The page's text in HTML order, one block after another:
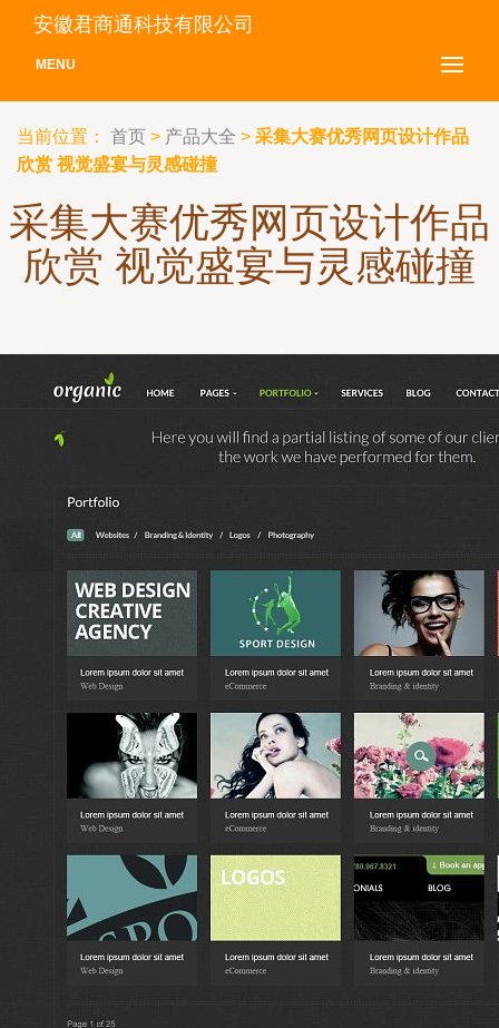
安徽君商通科技有限公司
MENU
当前位置： 首页 > 产品大全 > 采集大赛优秀网页设计作品
欣赏 视觉盛宴与灵感碰撞
采集大赛优秀网页设计作品
欣赏 视觉盛宴与灵感碰撞